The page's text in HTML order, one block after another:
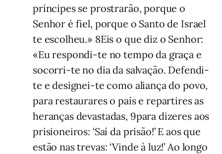
príncipes se prostrarão, porque o
Senhor é fiel, porque o Santo de Israel
te esco­lheu.» 8Eis o que diz o Senhor:
«Eu respondi-te no tempo da graça e
socorri-te no dia da salvação. Defendi-
te e designei-te como aliança do povo,
para restaurares o país e repartires as
heranças devas­tadas, 9para dizeres aos
prisioneiros: ‘Saí da prisão!’ E aos que
estão nas trevas: ‘Vin­de à luz!’ Ao longo